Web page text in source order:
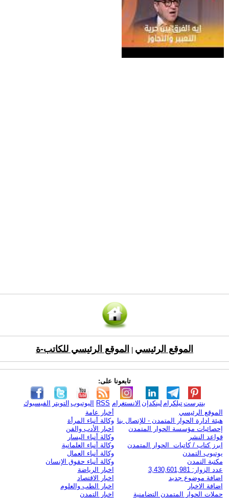
الموقع الرئيسي الموقع الرئيسي للكاتب-ة
تابعونا على:
الفيسبوك التويتر اليوتيوب RSS الانستغرام لينكدإن تيلكرامبنترست
الموقع الرئيسي
هيئة ادارة الحوار المتمدن - للإتصال بنا
إحصائيات مؤسسة الحوار المتمدن
قواعد النشر
ابرز كتاب / كاتبات الحوار المتمدن
يوتيوب التمدن
مكتبة التمدن
عدد الزوار: 3,430,601,981
اضافة موضوع جديد
اضافة الاخبار
حملات الحوار المتمدن التضامنية
أخبار عامة
وكالة أنباء المرأة
اخبار الأدب والفن
وكالة أنباء اليسار
وكالة أنباء العلمانية
وكالة أنباء العمال
وكالة أنباء حقوق الإنسان
اخبار الرياضة
اخبار الاقتصاد
اخبار الطب والعلوم
اخبار التمدن